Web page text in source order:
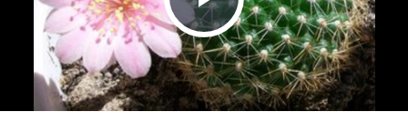
Play Video